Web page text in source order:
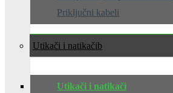
Priključni kabeli
Utikači i natikači
Utikači i natikači